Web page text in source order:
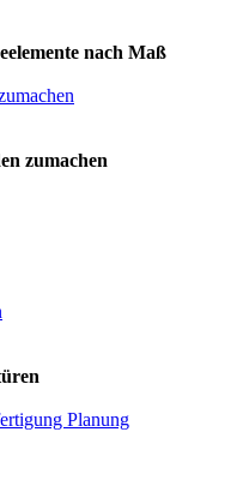
nach Maß
zumachen